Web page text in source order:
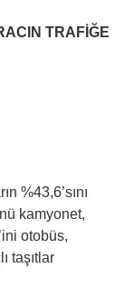
TRAFİĞE
%43,6’sını
kamyonet,
otobüs,
taşıtlar